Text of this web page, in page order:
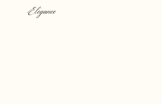
Elegance